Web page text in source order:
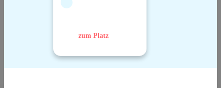
zum Platz